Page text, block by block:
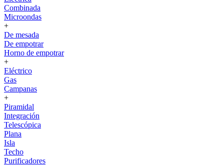
Combinada
Microondas
+
De mesada
De empotrar
Horno de empotrar
+
Eléctrico
Gas
Campanas
+
Piramidal
Integración
Telescópica
Plana
Isla
Techo
Purificadores